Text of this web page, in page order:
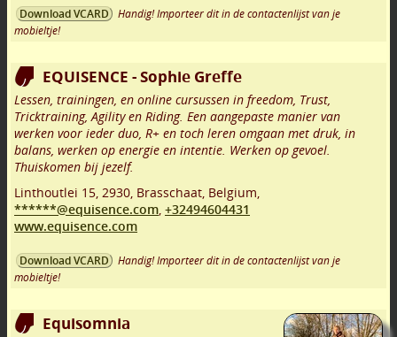
Download VCARD
Handig! Importeer dit in de contactenlijst van je
mobieltje!
EQUISENCE - Sophie Greffe
Lessen, trainingen, en online cursussen in freedom, Trust,
Tricktraining, Agility en Riding. Een aangepaste manier van
werken voor ieder duo, R+ en toch leren omgaan met druk, in
balans, werken op energie en intentie. Werken op gevoel.
Thuiskomen bij jezelf.
Linthoutlei 15, 2930, Brasschaat, Belgium,
******@equisence.com, +32494604431
www.equisence.com
Download VCARD
Handig! Importeer dit in de contactenlijst van je
mobieltje!
Equisomnia